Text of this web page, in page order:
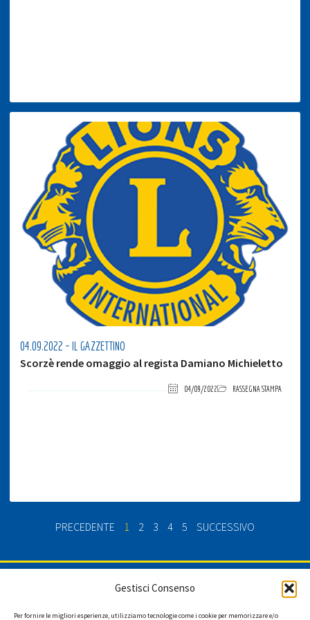
Gestisci Consenso
Per fornire le migliori esperienze, utilizziamo tecnologie come i cookie per memorizzare e/o
04.09.2022 – IL GAZZETTINO
Scorzè rende omaggio al regista Damiano Michieletto
04/09/2022 RASSEGNA STAMPA
PRECEDENTE 1 2 3 4 5 SUCCESSIVO